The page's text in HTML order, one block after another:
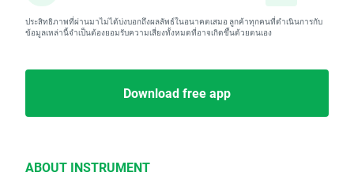
ประสิทธิภาพที่ผ่านมาไม่ได้บ่งบอกถึงผลลัพธ์ในอนาคตเสมอ ลูกค้าทุกคนที่ดำเนินการกับ
ข้อมูลเหล่านี้จำเป็นต้องยอมรับความเสี่ยงทั้งหมดที่อาจเกิดขึ้นด้วยตนเอง
Download free app
ABOUT INSTRUMENT